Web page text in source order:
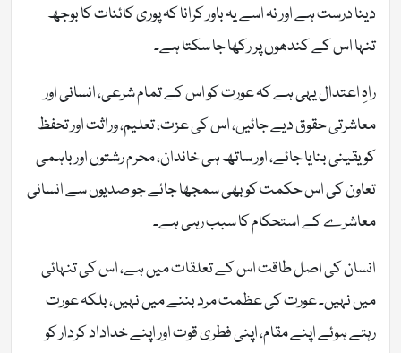
دینا درست ہے اور نہ اسے یہ باور کرانا کہ پوری کائنات کا بوجھ
تنہا اس کے کندھوں پر رکھا جا سکتا ہے۔
راہِ اعتدال یہی ہے کہ عورت کو اس کے تمام شرعی، انسانی اور
معاشرتی حقوق دیے جائیں، اس کی عزت، تعلیم، وراثت اور تحفظ
کو یقینی بنایا جائے، اور ساتھ ہی خاندان، محرم رشتوں اور باہمی
تعاون کی اس حکمت کو بھی سمجھا جائے جو صدیوں سے انسانی
معاشرے کے استحکام کا سبب رہی ہے۔
انسان کی اصل طاقت اس کے تعلقات میں ہے، اس کی تنہائی
میں نہیں۔ عورت کی عظمت مرد بننے میں نہیں، بلکہ عورت
رہتے ہوئے اپنے مقام، اپنی فطری قوت اور اپنے خداداد کردار کو